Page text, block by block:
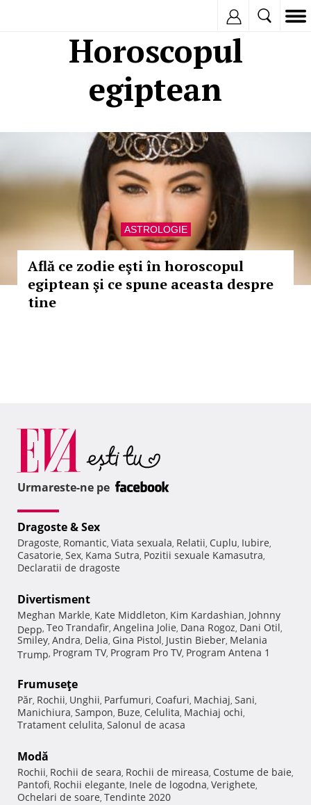
Horoscopul
egiptean
ASTROLOGIE
Află ce zodie eşti în horoscopul
egiptean şi ce spune aceasta despre
tine
Urmareste-ne pe
Dragoste & Sex
Dragoste, Romantic, Viata sexuala, Relatii, Cuplu, Iubire,
Casatorie, Sex, Kama Sutra, Pozitii sexuale Kamasutra,
Declaratii de dragoste
Divertisment
Meghan Markle, Kate Middleton, Kim Kardashian, Johnny
Depp, Teo Trandafir, Angelina Jolie, Dana Rogoz, Dani Otil,
Smiley, Andra, Delia, Gina Pistol, Justin Bieber, Melania
Trump, Program TV, Program Pro TV, Program Antena 1
Frumuseţe
Păr, Rochii, Unghii, Parfumuri, Coafuri, Machiaj, Sani,
Manichiura, Sampon, Buze, Celulita, Machiaj ochi,
Tratament celulita, Salonul de acasa
Modă
Rochii, Rochii de seara, Rochii de mireasa, Costume de baie,
Pantofi, Rochii elegante, Inele de logodna, Verighete,
Ochelari de soare, Tendinte 2020